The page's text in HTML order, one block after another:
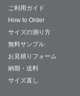
ご利用ガイド
How to Order
サイズの測り方
無料サンプル
お見積りフォーム
納期・送料
サイズ直し